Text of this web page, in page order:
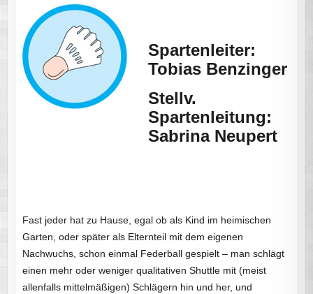
Spartenleiter:
Tobias Benzinger
Stellv.
Spartenleitung:
Sabrina Neupert
Fast jeder hat zu Hause, egal ob als Kind im heimischen
Garten, oder später als Elternteil mit dem eigenen
Nachwuchs, schon einmal Federball gespielt – man schlägt
einen mehr oder weniger qualitativen Shuttle mit (meist
allenfalls mittelmäßigen) Schlägern hin und her, und